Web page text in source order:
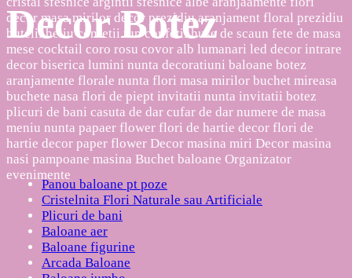
Decor Botez
Panou baloane pt poze
Cristelnita Flori Naturale sau Artificiale
Plicuri de bani
Baloane aer
Baloane figurine
Arcada Baloane